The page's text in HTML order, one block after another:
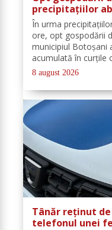
precipitațiilor
În urma
ore, opt gospodării
municipiul Botoșani
acumulată în curțile
Pentru evacuarea
Detașamentului
8 august 2026
Tânăr reținut
telefonul unei